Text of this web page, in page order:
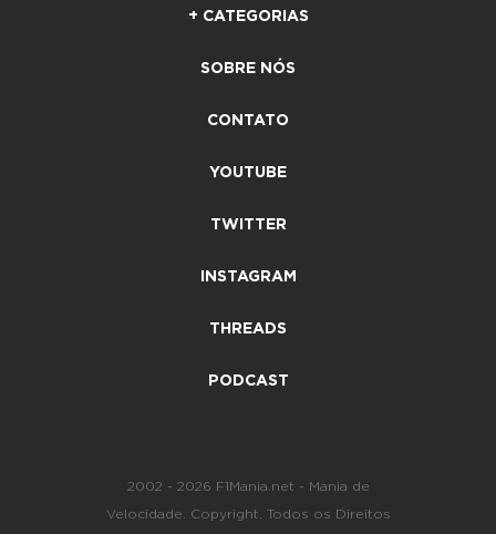
+ CATEGORIAS
SOBRE NÓS
CONTATO
YOUTUBE
TWITTER
INSTAGRAM
THREADS
PODCAST
2002 - 2026 F1Mania.net - Mania de
Velocidade. Copyright. Todos os Direitos